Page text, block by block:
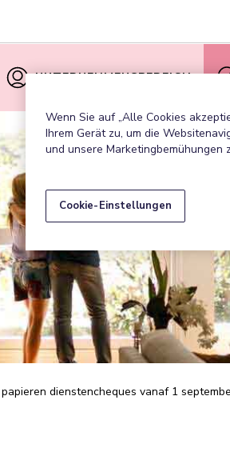
UNTERNEHMENSBEREICH
dienstencheques vanaf 1
Wenn Sie auf „Alle Cookies
Ihrem Gerät zu, um die
und unsere Marketingbemühungen
Cookie-Einstellungen